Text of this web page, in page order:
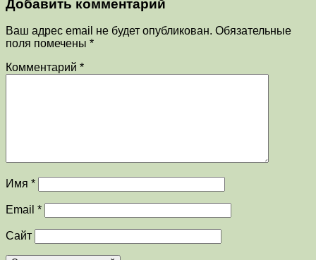
Добавить комментарий
Ваш адрес email не будет опубликован. Обязательные
поля помечены *
Комментарий *
Имя *
Email *
Сайт